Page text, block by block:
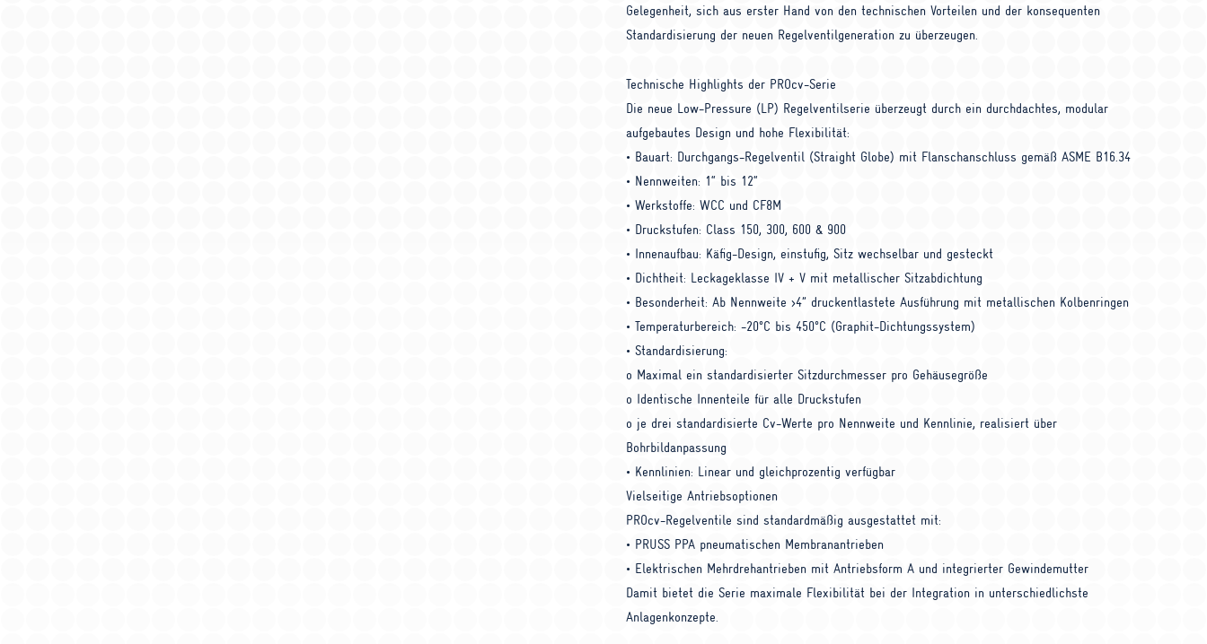
Gelegenheit, sich aus erster Hand von den technischen Vorteilen und der konsequenten
Standardisierung der neuen Regelventilgeneration zu überzeugen.
Technische Highlights der PROcv-Serie
Die neue Low-Pressure (LP) Regelventilserie überzeugt durch ein durchdachtes, modular
aufgebautes Design und hohe Flexibilität:
• Bauart: Durchgangs-Regelventil (Straight Globe) mit Flanschanschluss gemäß ASME B16.34
• Nennweiten: 1“ bis 12“
• Werkstoffe: WCC und CF8M
• Druckstufen: Class 150, 300, 600 & 900
• Innenaufbau: Käfig-Design, einstufig, Sitz wechselbar und gesteckt
• Dichtheit: Leckageklasse IV + V mit metallischer Sitzabdichtung
• Besonderheit: Ab Nennweite >4” druckentlastete Ausführung mit metallischen Kolbenringen
• Temperaturbereich: -20°C bis 450°C (Graphit-Dichtungssystem)
• Standardisierung:
o Maximal ein standardisierter Sitzdurchmesser pro Gehäusegröße
o Identische Innenteile für alle Druckstufen
o je drei standardisierte Cv-Werte pro Nennweite und Kennlinie, realisiert über
Bohrbildanpassung
• Kennlinien: Linear und gleichprozentig verfügbar
Vielseitige Antriebsoptionen
PROcv-Regelventile sind standardmäßig ausgestattet mit:
• PRUSS PPA pneumatischen Membranantrieben
• Elektrischen Mehrdrehantrieben mit Antriebsform A und integrierter Gewindemutter
Damit bietet die Serie maximale Flexibilität bei der Integration in unterschiedlichste
Anlagenkonzepte.